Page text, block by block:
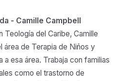
- Camille Campbell
Teología del Caribe, Camille
área de Terapia de Niños y
esa área. Trabaja con familias
como el trastorno de